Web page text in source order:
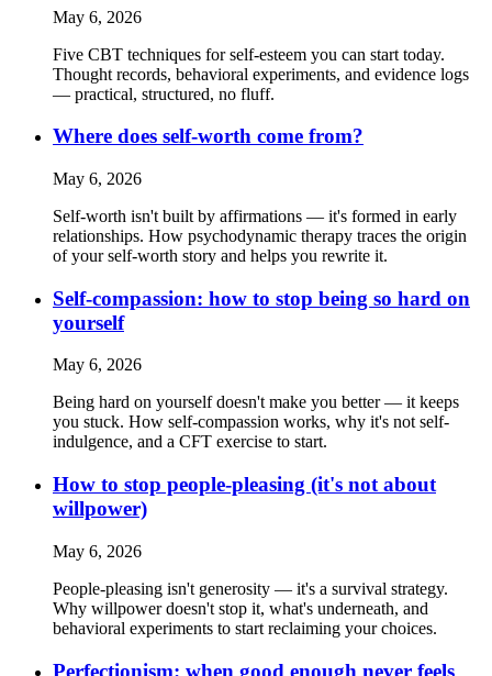
May 6, 2026
Five CBT techniques for self-esteem you can start today.
Thought records, behavioral experiments, and evidence logs
— practical, structured, no fluff.
Where does self-worth come from?
May 6, 2026
Self-worth isn't built by affirmations — it's formed in early
relationships. How psychodynamic therapy traces the origin
of your self-worth story and helps you rewrite it.
Self-compassion: how to stop being so hard on
yourself
May 6, 2026
Being hard on yourself doesn't make you better — it keeps
you stuck. How self-compassion works, why it's not self-
indulgence, and a CFT exercise to start.
How to stop people-pleasing (it's not about
willpower)
May 6, 2026
People-pleasing isn't generosity — it's a survival strategy.
Why willpower doesn't stop it, what's underneath, and
behavioral experiments to start reclaiming your choices.
Perfectionism: when good enough never feels